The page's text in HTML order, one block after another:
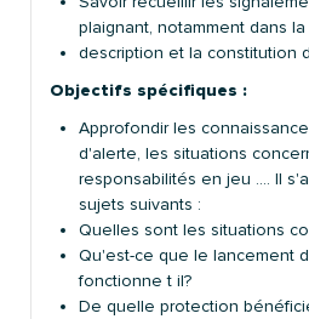
plaignant, notamment dans la
description et la constitution
Objectifs spécifiques :
Approfondir les
d'alerte, les situations
responsabilités en jeu …. Il
sujets suivants :
Quelles sont les situations
Qu'est-ce que le lancement
fonctionne t il?
De quelle protection